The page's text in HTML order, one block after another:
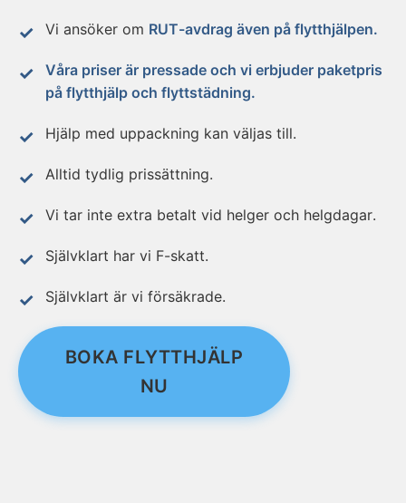
Vi ansöker om RUT-avdrag även på flytthjälpen.
Våra priser är pressade och vi erbjuder paketpris
på flytthjälp och flyttstädning.
Hjälp med uppackning kan väljas till.
Alltid tydlig prissättning.
Vi tar inte extra betalt vid helger och helgdagar.
Självklart har vi F-skatt.
Självklart är vi försäkrade.
BOKA FLYTTHJÄLP
NU